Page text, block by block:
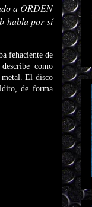
a ORDEN
habla por sí
fehaciente de
como
metal. El disco
de forma